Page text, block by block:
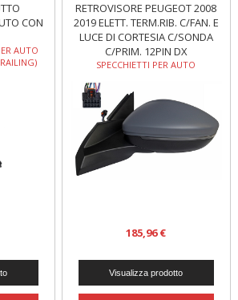
CON
AUTO
RETROVISORE PEUGEOT 2008
2019 ELETT. TERM.RIB. C/FAN. E
LUCE DI CORTESIA C/SONDA
C/PRIM. 12PIN DX
SPECCHIETTI PER AUTO
185,96 €